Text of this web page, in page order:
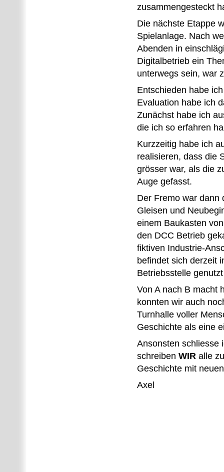
zusammengesteckt
Die nächste Etappe
Spielanlage. Nach
Abenden in
Digitalbetrieb ein
unterwegs sein, war
Entschieden habe
Evaluation habe ich
Zunächst habe ich
die ich so erfahren
Kurzzeitig habe ich
realisieren, dass die
grösser war, als die
Auge gefasst.
Der Fremo war dann
Gleisen und
einem Baukasten
den DCC Betrieb
fiktiven Industrie-
befindet sich derzeit
Betriebsstelle
Von A nach B macht
konnten wir auch
Turnhalle voller
Geschichte als eine
Ansonsten schliesse
schreiben WIR alle
Geschichte mit
Axel